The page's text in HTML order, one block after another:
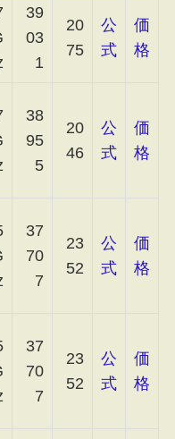
39
03
1
20
75
公
式
価
格
38
95
5
20
46
公
式
価
格
37
70
7
23
52
公
式
価
格
37
70
7
23
52
公
式
価
格